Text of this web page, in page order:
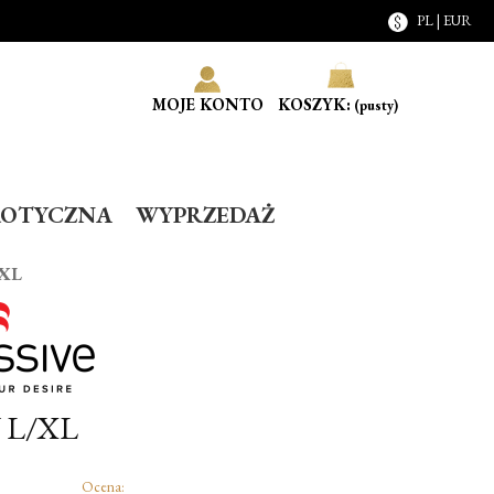
MOJE KONTO KOSZYK: (pusty)
WYPRZEDAŻ
PL | EUR
L/XL
Ocena: